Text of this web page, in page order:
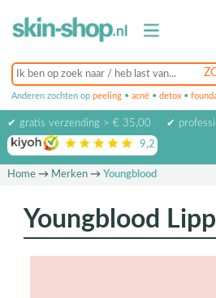
Anderen zochten op peeling • acné • detox •
✔ gratis verzending > € 35,00 ✔
9,2 op basis van
Home→ Merken→ Youngblood
Youngblood